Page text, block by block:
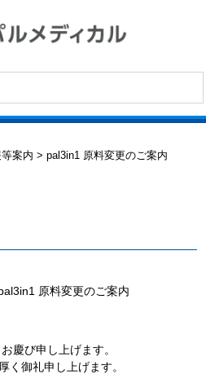
案内 > pal3in1 原料変更のご案内
原料変更のご案内
慶び申し上げます。
く御礼申し上げます。